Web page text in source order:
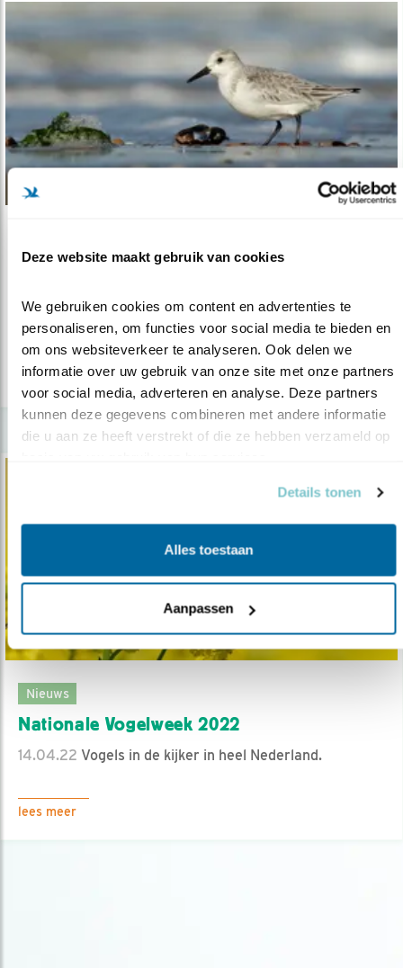
Deze website maakt gebruik van cookies
We gebruiken cookies om content en advertenties te
personaliseren, om functies voor social media te bieden en
om ons websiteverkeer te analyseren. Ook delen we
informatie over uw gebruik van onze site met onze partners
voor social media, adverteren en analyse. Deze partners
kunnen deze gegevens combineren met andere informatie
die u aan ze heeft verstrekt of die ze hebben verzameld op
Details tonen
Alles toestaan
Aanpassen
Ontdek wadvogels met app
12.05.22
Altijd een wadvogelgids op zak mét tips om
vogelverstoring tegen te gaan.
lees meer
Nieuws
Nationale Vogelweek 2022
14.04.22 Vogels in de kijker in heel Nederland.
lees meer